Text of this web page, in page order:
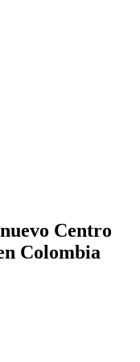
Centro
Colombia